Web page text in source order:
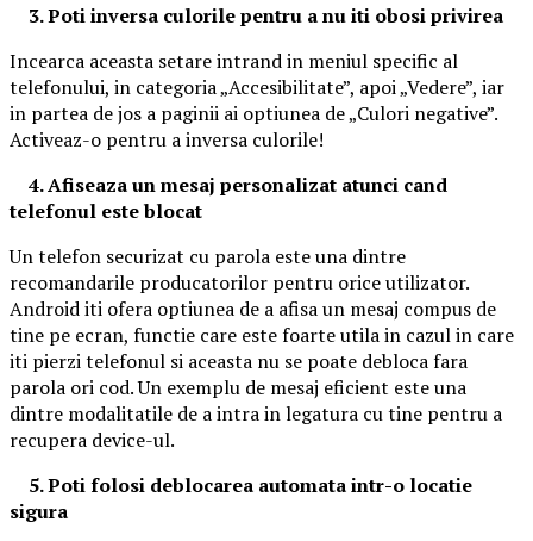
3. Poti inversa culorile pentru a nu iti obosi privirea
Incearca aceasta setare intrand in meniul specific al
telefonului, in categoria „Accesibilitate”, apoi „Vedere”, iar
in partea de jos a paginii ai optiunea de „Culori negative”.
Activeaz-o pentru a inversa culorile!
4. Afiseaza un mesaj personalizat atunci cand
telefonul este blocat
Un telefon securizat cu parola este una dintre
recomandarile producatorilor pentru orice utilizator.
Android iti ofera optiunea de a afisa un mesaj compus de
tine pe ecran, functie care este foarte utila in cazul in care
iti pierzi telefonul si aceasta nu se poate debloca fara
parola ori cod. Un exemplu de mesaj eficient este una
dintre modalitatile de a intra in legatura cu tine pentru a
recupera device-ul.
5. Poti folosi deblocarea automata intr-o locatie
sigura